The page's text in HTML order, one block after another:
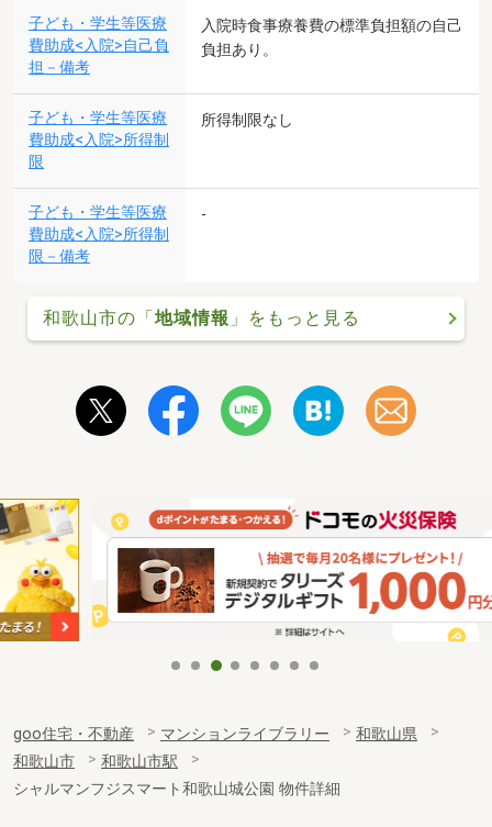
子ども・学生等医療
費助成<入院>自己負
担－備考
入院時食事療養費の標準負担額の自己
負担あり。
子ども・学生等医療
費助成<入院>所得制
限
所得制限なし
子ども・学生等医療
費助成<入院>所得制
限－備考
-
和歌山市の「 地域情報 」をもっと見る
goo住宅・不動産 マンションライブラリー
和歌山県
和歌山市
和歌山市駅
シャルマンフジスマート和歌山城公園 物件詳細